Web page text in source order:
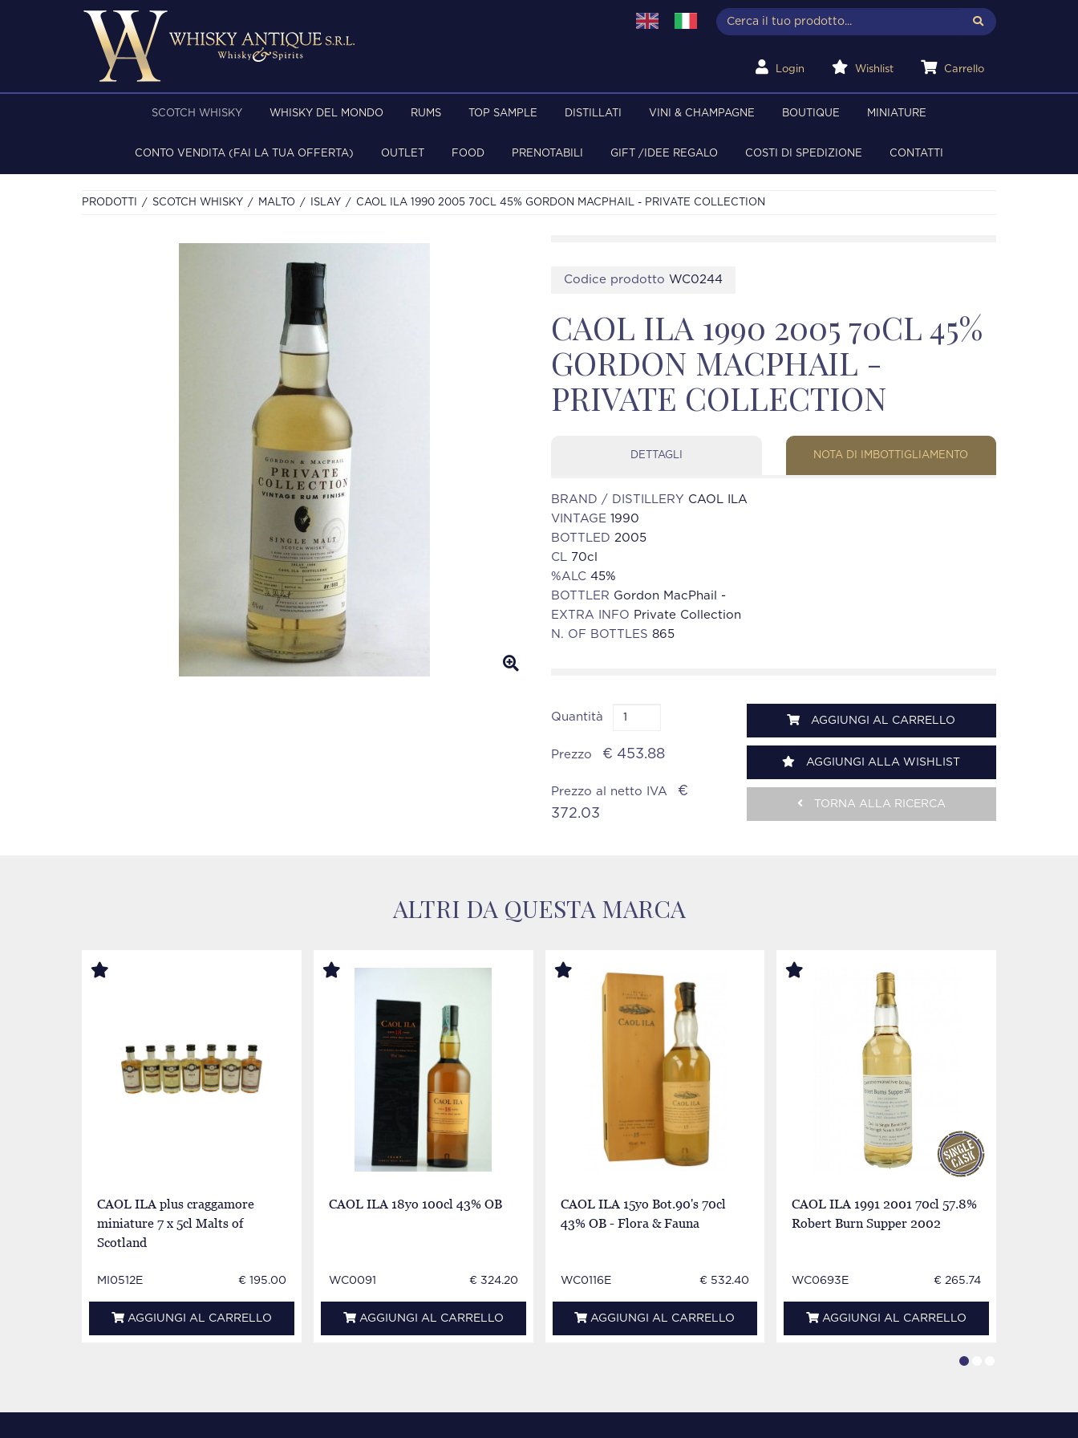
Login Wishlist Carrello
SCOTCH WHISKY WHISKY DEL MONDO RUMS TOP SAMPLE DISTILLATI VINI & CHAMPAGNE BOUTIQUE MINIATURE
CONTO VENDITA (FAI LA TUA OFFERTA) OUTLET FOOD PRENOTABILI GIFT /IDEE REGALO COSTI DI SPEDIZIONE CONTATTI
PRODOTTI SCOTCH WHISKY MALTO ISLAY CAOL ILA 1990 2005 70CL 45% GORDON MACPHAIL - PRIVATE COLLECTION
Codice prodotto WC0244
CAOL ILA 1990 2005 70CL 45%
GORDON MACPHAIL -
PRIVATE COLLECTION
DETTAGLI NOTA DI IMBOTTIGLIAMENTO
BRAND / DISTILLERY CAOL ILA
VINTAGE 1990
BOTTLED 2005
CL 70cl
%ALC 45%
BOTTLER Gordon MacPhail -
EXTRA INFO Private Collection
N. OF BOTTLES 865
Quantità
Prezzo € 453.88
Prezzo al netto IVA
€
372.03
AGGIUNGI AL CARRELLO
AGGIUNGI ALLA WISHLIST
TORNA ALLA RICERCA
ALTRI DA QUESTA MARCA
CAOL ILA plus craggamore
miniature 7 x 5cl Malts of
Scotland
MI0512E € 195.00
AGGIUNGI AL CARRELLO
CAOL ILA 18yo 100cl 43% OB
WC0091 € 324.20
AGGIUNGI AL CARRELLO
CAOL ILA 15yo Bot.90's 70cl
43% OB - Flora & Fauna
WC0116E € 532.40
AGGIUNGI AL CARRELLO
CAOL ILA 1991 2001 70cl 57.8%
Robert Burn Supper 2002
WC0693E € 265.74
AGGIUNGI AL CARRELLO